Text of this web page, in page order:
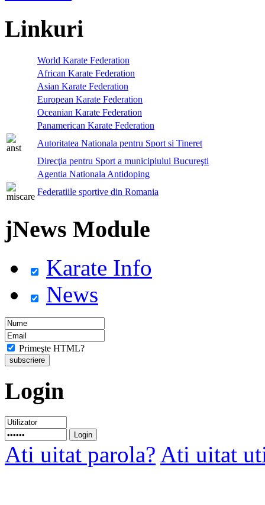
Linkuri
World Karate Federation
African Karate Federation
Asian Karate Federation
European Karate Federation
Oceanian Karate Federation
Panamerican Karate Federation
Autoritatea Nationala pentru Sport si Tineret
Direcţia pentru Sport a municipiului Bucureşti
Agentia Nationala Antidoping
Federatiile sportive din Romania
jNews Module
Karate Info
News
Primeşte HTML?
Login
Ati uitat parola? Ati uitat